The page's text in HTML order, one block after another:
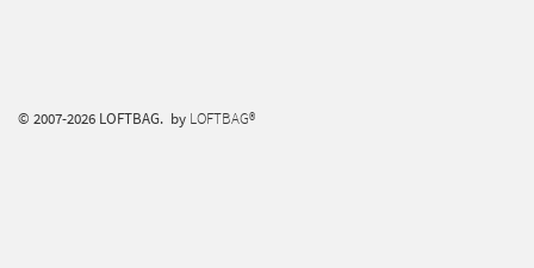
© 2007-2026 LOFTBAG. by LOFTBAG®